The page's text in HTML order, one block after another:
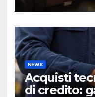
NEWS
Acquisti
di credito: